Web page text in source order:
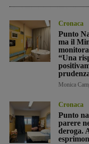
Cronaca
Punto
ma il
“Una
Monica
Cronaca
Punto
parere
deroga.